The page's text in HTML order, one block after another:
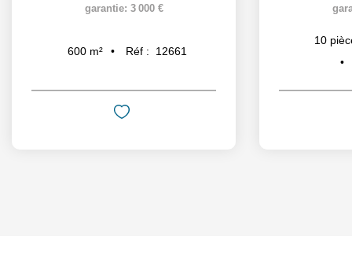
garantie: 3 000 €
600 m² Réf : 12661
10